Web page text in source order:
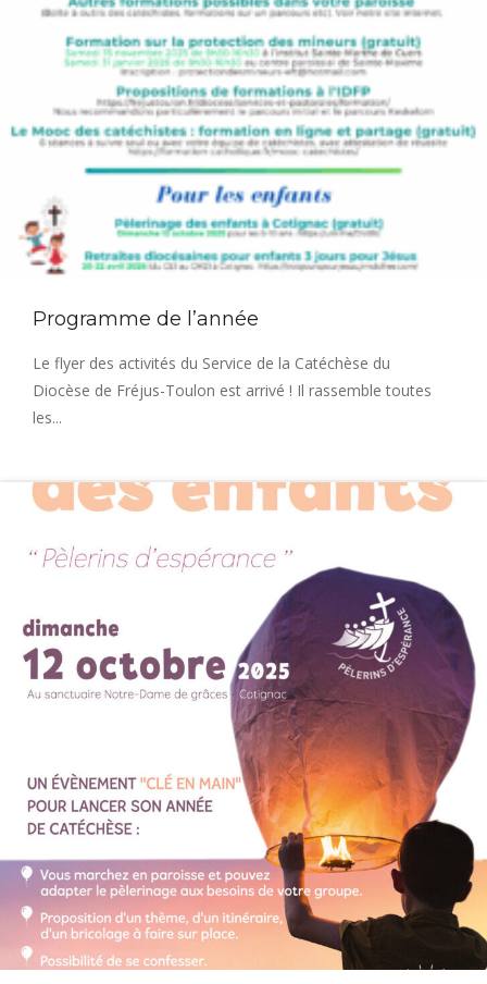
Programme de l’année
Le flyer des activités du Service de la Catéchèse du
Diocèse de Fréjus-Toulon est arrivé ! Il rassemble toutes
les...